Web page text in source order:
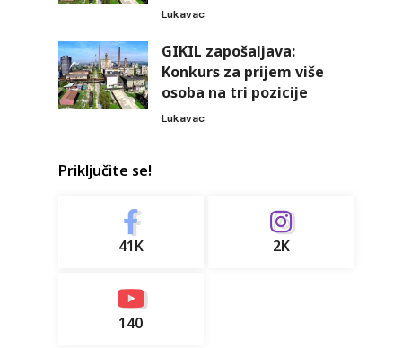
Lukavac
GIKIL zapošaljava:
Konkurs za prijem više
osoba na tri pozicije
Lukavac
Priključite se!
41K 2K
140